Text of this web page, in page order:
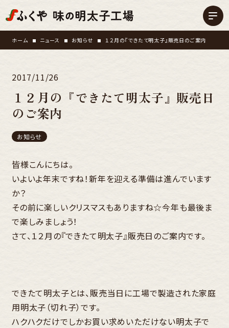
ホーム ニュース お知らせ １２月の『できたて明太子』販売日のご案内
2017/11/26
１２月の『できたて明太子』販売日
のご案内
お知らせ
皆様こんにちは。
いよいよ年末ですね！新年を迎える準備は進んでいます
か？
その前に楽しいクリスマスもありますね☆今年も最後ま
で楽しみましょう！
さて、１２月の『できたて明太子』販売日のご案内です。
できたて明太子とは、販売当日に工場で製造された家庭
用明太子（切れ子）です。
ハクハクだけでしかお買い求めいただけない明太子で